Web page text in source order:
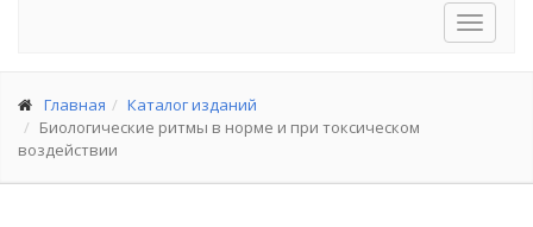
Toggle
Главная
Каталог изданий
Биологические ритмы в норме и при токсическом
воздействии